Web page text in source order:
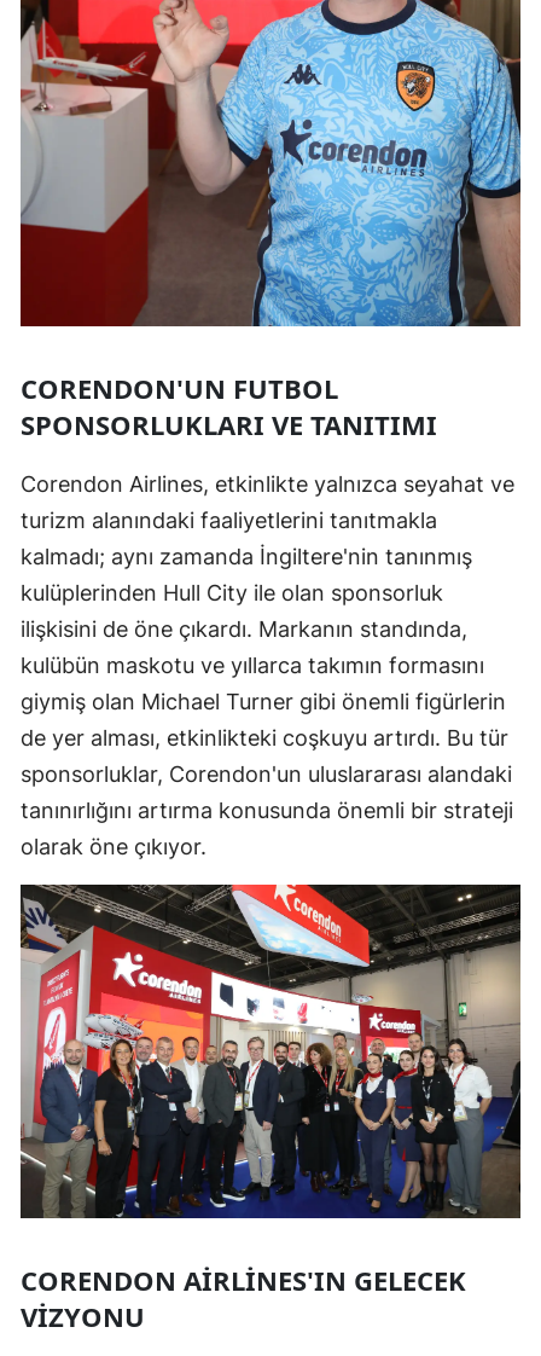
CORENDON'UN FUTBOL
SPONSORLUKLARI VE TANITIMI
Corendon Airlines, etkinlikte yalnızca seyahat ve
turizm alanındaki faaliyetlerini tanıtmakla
kalmadı; aynı zamanda İngiltere'nin tanınmış
kulüplerinden Hull City ile olan sponsorluk
ilişkisini de öne çıkardı. Markanın standında,
kulübün maskotu ve yıllarca takımın formasını
giymiş olan Michael Turner gibi önemli figürlerin
de yer alması, etkinlikteki coşkuyu artırdı. Bu tür
sponsorluklar, Corendon'un uluslararası alandaki
tanınırlığını artırma konusunda önemli bir strateji
olarak öne çıkıyor.
CORENDON AIRLINES'IN GELECEK
VIZYONU